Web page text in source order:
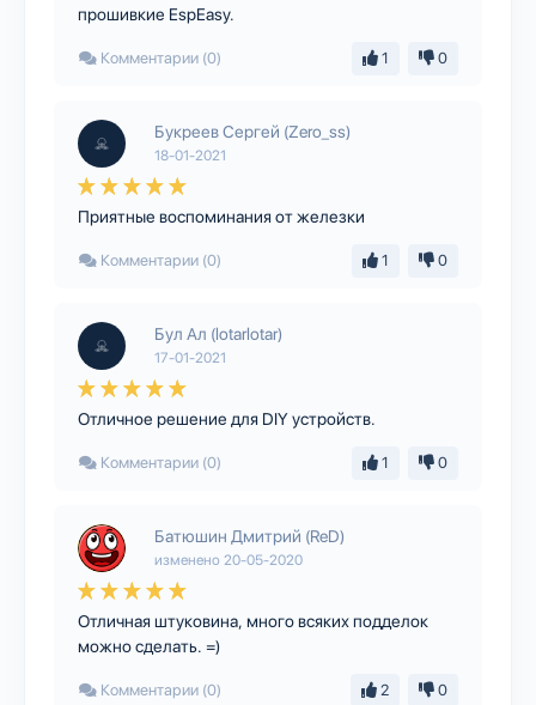
прошивкие EspEasy.
Комментарии (0) 1 0
Букреев Сергей (Zero_ss)
18-01-2021
Приятные воспоминания от железки
Комментарии (0) 1 0
Бул Ал (lotarlotar)
17-01-2021
Отличное решение для DIY устройств.
Комментарии (0) 1 0
Батюшин Дмитрий (ReD)
изменено 20-05-2020
Отличная штуковина, много всяких подделок
можно сделать. =)
Комментарии (0) 2 0